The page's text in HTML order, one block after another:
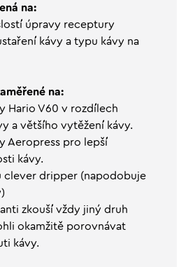
na:
úpravy receptury
kávy a typu kávy na
na:
Hario V60 v rozdílech
a většího vytěžení kávy.
Aeropress pro lepší
kávy.
clever dripper (napodobuje
zkouší vždy jiný druh
okamžitě porovnávat
kávy.